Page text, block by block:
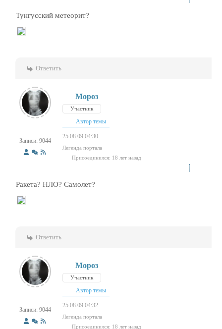
Тунгусский метеорит?
Ответить
Записи: 9044
Мороз
Участник
Автор темы
25.08.09 04:30
Легенда портала
Присоединился: 18 лет назад
Ракета? НЛО? Самолет?
Ответить
Записи: 9044
Мороз
Участник
Автор темы
25.08.09 04:32
Легенда портала
Присоединился: 18 лет назад